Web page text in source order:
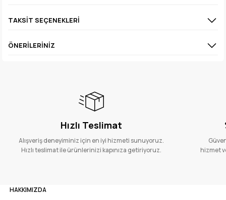
TAKSIT SEÇENEKLERI
ÖNERILERINIZ
Hızlı Teslimat
Alışveriş deneyiminiz için en iyi hizmeti sunuyoruz.
Hızlı teslimat ile ürünlerinizi kapınıza getiriyoruz.
hizmet
HAKKIMIZDA